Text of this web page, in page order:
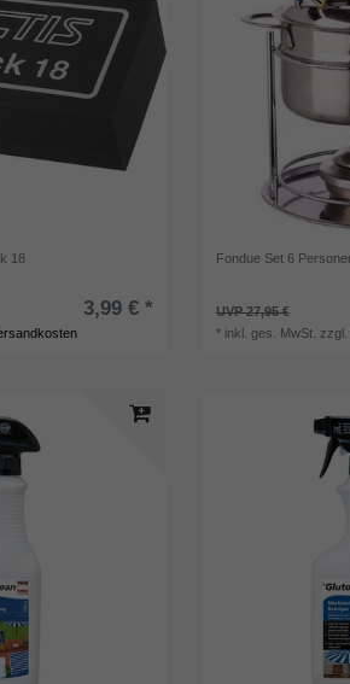
18
3,99 € *
Fondue Set 6
UVP 27,95 €
* inkl. ges. MwSt.